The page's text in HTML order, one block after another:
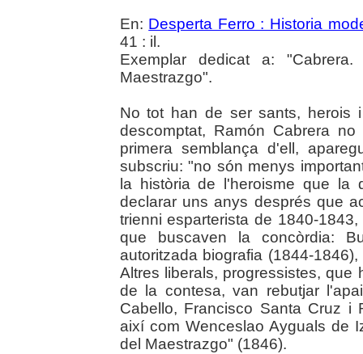
En: Desperta Ferro : Historia
41 : il.
Exemplar dedicat a:
Maestrazgo".
No tot han de ser sants, herois
descomptat, Ramón Cabrera
primera semblança d'ell,
subscriu: "no són menys
la història de l'heroisme que
declarar uns anys després que
trienni esparterista de 1840-
que buscaven la concòrdia:
autoritzada biografia (1844-
Altres liberals, progressistes,
de la contesa, van rebutjar
Cabello, Francisco Santa Cruz i
així com Wenceslao Ayguals de
del Maestrazgo" (1846).